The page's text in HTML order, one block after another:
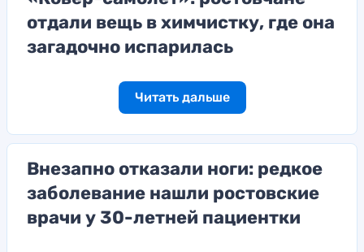
отдали вещь в химчистку, где она
загадочно испарилась
Читать дальше
Внезапно отказали ноги: редкое
заболевание нашли ростовские
врачи у 30-летней пациентки